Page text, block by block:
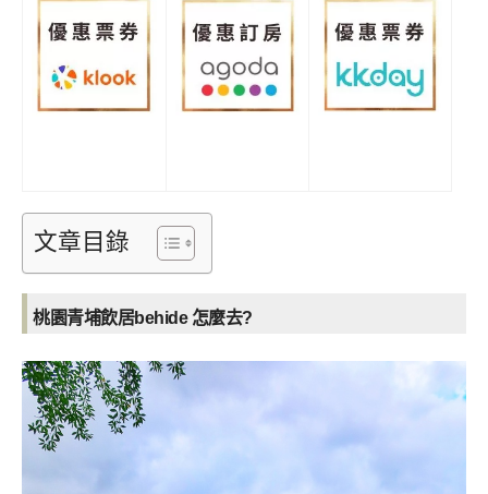
文章目錄
桃園青埔飲居behide 怎麼去?